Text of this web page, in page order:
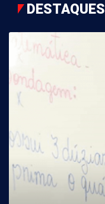
DESTAQUES